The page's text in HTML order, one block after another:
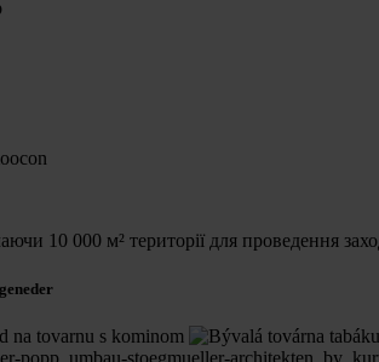
10 000 м² території для проведення